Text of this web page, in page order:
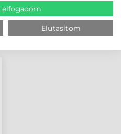
CSATORNÁNKAT!
TERMÉKEK
elfogadom
Elutasítom